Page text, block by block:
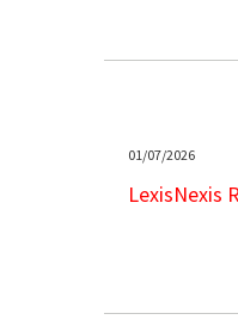
01/07/2026
LexisNexis